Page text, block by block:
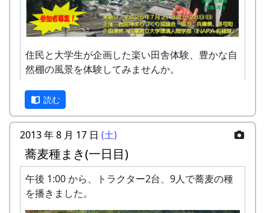
クラインガルテン岩座神 (PDF)
住民と大学生が企画した楽い田舎体験、豊かな自
然棚の風景を体験してみませんか。
参加申込書：PDF
問い合せ・申込み：多可町地域振興課（担
当：XX）
TEL XXXX-XX-XXXX
FAX XXXX-XX-XXXX
Email:mailaddress
INAKA 応縁隊 ～ 田舎 yell Project ～
プログラム
読む
2013 年 8 月 17 日 (土)
蕎麦種まき(一日目)
午後 1:00 から、トラクター2台、9人で蕎麦の種
を播きました。